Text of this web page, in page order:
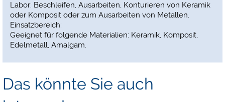
Labor: Beschleifen, Ausarbeiten, Konturieren von Keramik
oder Komposit oder zum Ausarbeiten von Metallen.
Einsatzbereich:
Geeignet für folgende Materialien: Keramik, Komposit,
Edelmetall, Amalgam.
Das könnte Sie auch